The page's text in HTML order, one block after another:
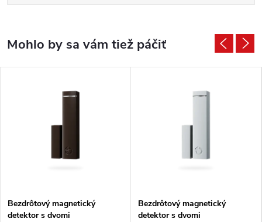
Bezdrôtový magnetický
detektor s dvomi
Bezdrôtový magnetický
detektor s dvomi